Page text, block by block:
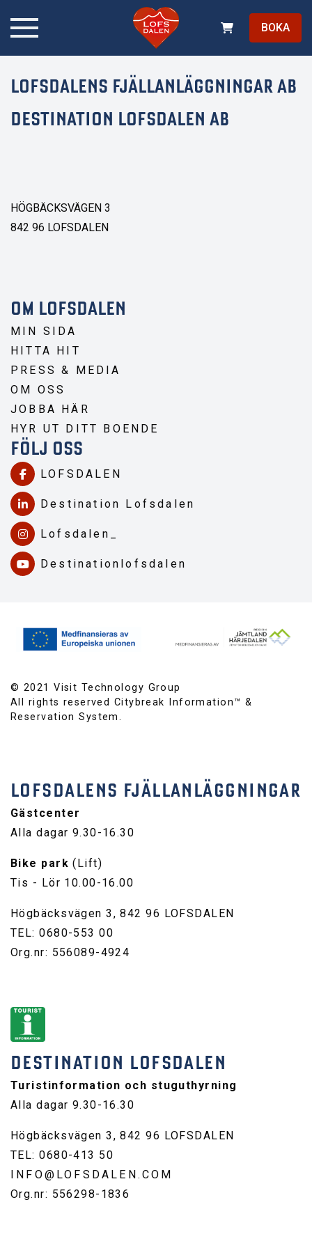
BOKA
LOFSDALENS FJÄLLANLÄGGNINGAR AB
DESTINATION LOFSDALEN AB
HÖGBÄCKSVÄGEN 3
842 96 LOFSDALEN
OM LOFSDALEN
MIN SIDA
HITTA HIT
PRESS & MEDIA
OM OSS
JOBBA HÄR
HYR UT DITT BOENDE
FÖLJ OSS
LOFSDALEN
Destination Lofsdalen
Lofsdalen_
Destinationlofsdalen
© 2021 Visit Technology Group
All rights reserved Citybreak Information™ &
Reservation System.
DESTINATION LOFSDALEN
Turistinformation och stuguthyrning
Alla dagar 9.30-16.30
Högbäcksvägen 3, 842 96 LOFSDALEN
TEL: 0680-413 50
INFO@LOFSDALEN.COM
Org.nr: 556298-1836
LOFSDALENS FJÄLLANLÄGGNINGAR
Gästcenter
Alla dagar 9.30-16.30
Bike park (Lift)
Tis - Lör 10.00-16.00
Högbäcksvägen 3, 842 96 LOFSDALEN
TEL: 0680-553 00
Org.nr: 556089-4924